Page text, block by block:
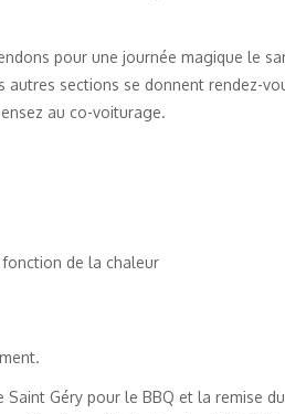
pour une journée magique le
sections se donnent rendez-
au co-voiturage.
de la chaleur
Géry pour le BBQ et la remise